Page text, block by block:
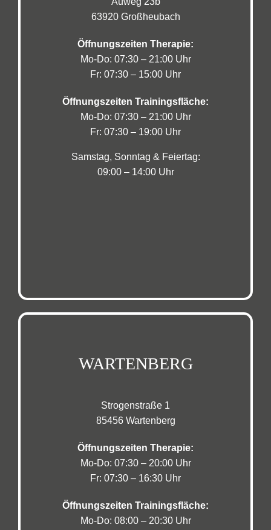
63920 Großheubach
Öffnungszeiten Therapie:
Mo-Do: 07:30 – 21:00 Uhr
Fr: 07:30 – 15:00 Uhr
Öffnungszeiten Trainingsfläche:
Mo-Do: 07:30 – 21:00 Uhr
Fr: 07:30 – 19:00 Uhr
Samstag, Sonntag & Feiertag:
09:00 – 14:00 Uhr
WARTENBERG
Strogenstraße 1
85456 Wartenberg
Öffnungszeiten Therapie:
Mo-Do: 07:30 – 20:00 Uhr
Fr: 07:30 – 16:30 Uhr
Öffnungszeiten Trainingsfläche:
Mo-Do: 08:00 – 20:30 Uhr